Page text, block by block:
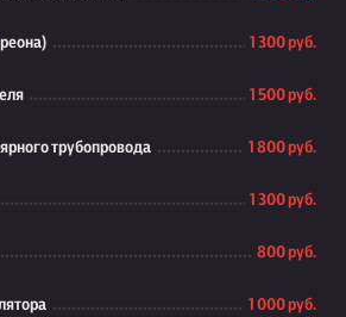
1 300 руб.
1 500 руб.
трубопровода 1 800 руб.
1 300 руб.
800 руб.
1 000 руб.